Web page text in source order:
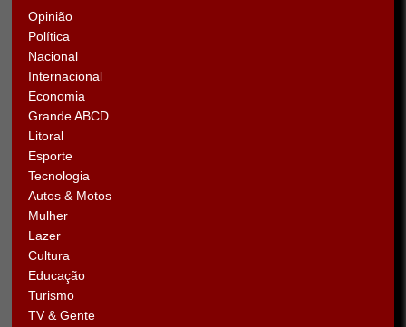
Opinião
Política
Nacional
Internacional
Economia
Grande ABCD
Litoral
Esporte
Tecnologia
Autos & Motos
Mulher
Lazer
Cultura
Educação
Turismo
TV & Gente